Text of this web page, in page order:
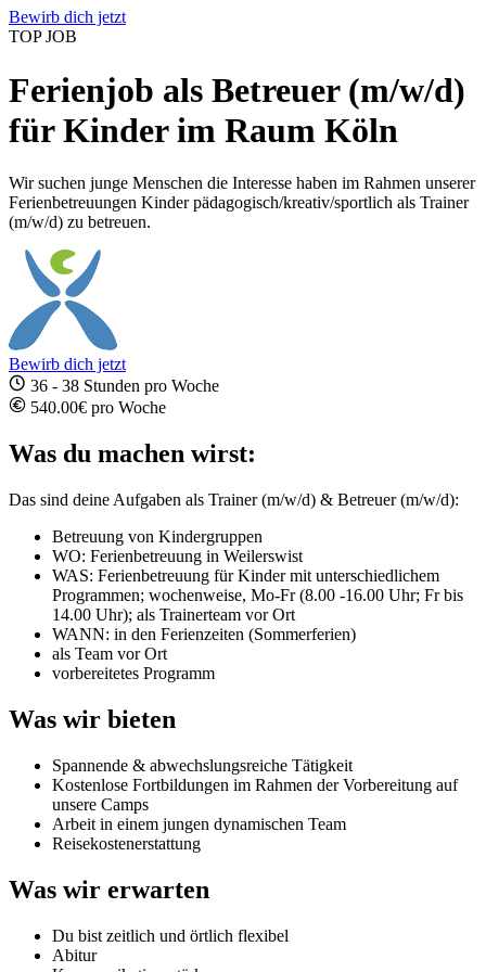
Bewirb dich jetzt
TOP JOB
Ferienjob als Betreuer (m/w/d)
für Kinder im Raum Köln
Wir suchen junge Menschen die Interesse haben im Rahmen unserer
Ferienbetreuungen Kinder pädagogisch/kreativ/sportlich als Trainer
(m/w/d) zu betreuen.
Bewirb dich jetzt
36 - 38 Stunden pro Woche
540.00€ pro Woche
Was du machen wirst:
Das sind deine Aufgaben als Trainer (m/w/d) & Betreuer (m/w/d):
Betreuung von Kindergruppen
WO: Ferienbetreuung in Weilerswist
WAS: Ferienbetreuung für Kinder mit unterschiedlichem
Programmen; wochenweise, Mo-Fr (8.00 -16.00 Uhr; Fr bis
14.00 Uhr); als Trainerteam vor Ort
WANN: in den Ferienzeiten (Sommerferien)
als Team vor Ort
vorbereitetes Programm
Was wir bieten
Spannende & abwechslungsreiche Tätigkeit
Kostenlose Fortbildungen im Rahmen der Vorbereitung auf
unsere Camps
Arbeit in einem jungen dynamischen Team
Reisekostenerstattung
Was wir erwarten
Du bist zeitlich und örtlich flexibel
Abitur